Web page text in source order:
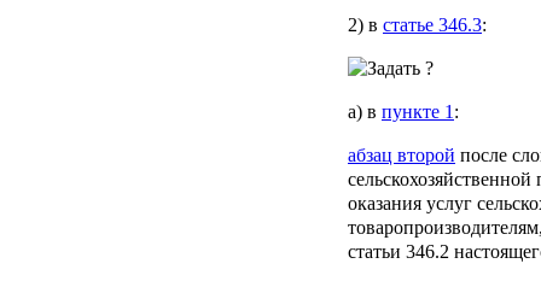
2) в статье 346.3:
а) в пункте 1:
абзац второй после
оказания услуг
статьи 346.2